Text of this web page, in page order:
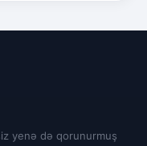
yenə də qorunurmuş